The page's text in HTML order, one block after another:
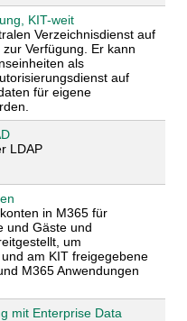
KIT-weit
Verzeichnisdienst auf
Verfügung. Er kann
als
auf
für eigene
LDAP
in M365 für
und Gäste und
um
am KIT freigegebene
M365 Anwendungen
mit Enterprise Data